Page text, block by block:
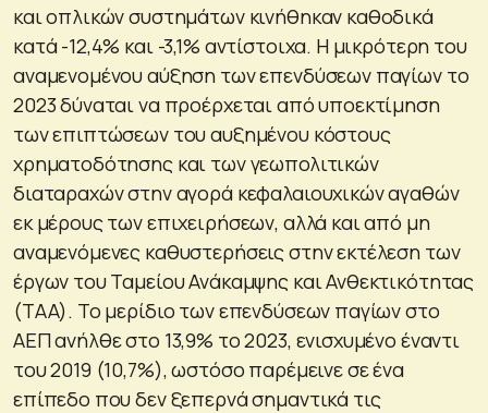
και οπλικών συστημάτων κινήθηκαν καθοδικά
κατά -12,4% και -3,1% αντίστοιχα. Η μικρότερη του
αναμενομένου αύξηση των επενδύσεων παγίων το
2023 δύναται να προέρχεται από υποεκτίμηση
των επιπτώσεων του αυξημένου κόστους
χρηματοδότησης και των γεωπολιτικών
διαταραχών στην αγορά κεφαλαιουχικών αγαθών
εκ μέρους των επιχειρήσεων, αλλά και από μη
αναμενόμενες καθυστερήσεις στην εκτέλεση των
έργων του Ταμείου Ανάκαμψης και Ανθεκτικότητας
(ΤΑΑ). Το μερίδιο των επενδύσεων παγίων στο
ΑΕΠ ανήλθε στο 13,9% το 2023, ενισχυμένο έναντι
του 2019 (10,7%), ωστόσο παρέμεινε σε ένα
επίπεδο που δεν ξεπερνά σημαντικά τις